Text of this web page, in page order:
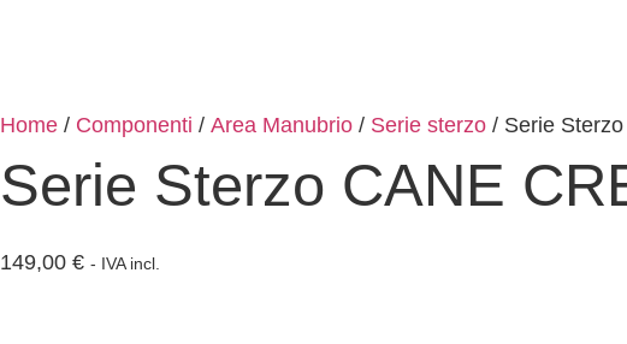
Home / Componenti / Area Manubrio / Serie sterzo / Serie
Serie Sterzo CANE
149,00 € - IVA incl.